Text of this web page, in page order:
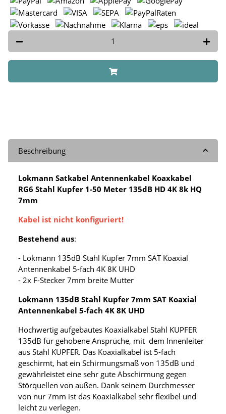
Beschreibung
Lokmann Satkabel Antennenkabel Koaxkabel
RG6 Stahl Kupfer 1-50 Meter 135dB HD 4K 8k HQ
7mm
Kabel ist nicht konfiguriert!
Bestehend aus:
- Lokmann 135dB Stahl Kupfer 7mm SAT Koaxial
Antennenkabel 5-fach 4K 8K UHD
- 2x F-Stecker 7mm breite Mutter
Lokmann 135dB Stahl Kupfer 7mm SAT Koaxial
Antennenkabel 5-fach 4K 8K UHD
Hochwertig aufgebautes Koaxialkabel Stahl KUPFER
135dB für gehobene Ansprüche, mit dem Innenleiter
aus Stahl KUPFER. Das Koaxialkabel ist 5-fach
geschirmt, hat ein Schirmungsmaß von 135dB und
gewährleistet eine sehr gute Abschirmung gegen
Störquellen von außen. Dank seinem Durchmesser
von nur 7mm ist das Koaxialkabel sehr flexibel und
leicht zu verlegen.